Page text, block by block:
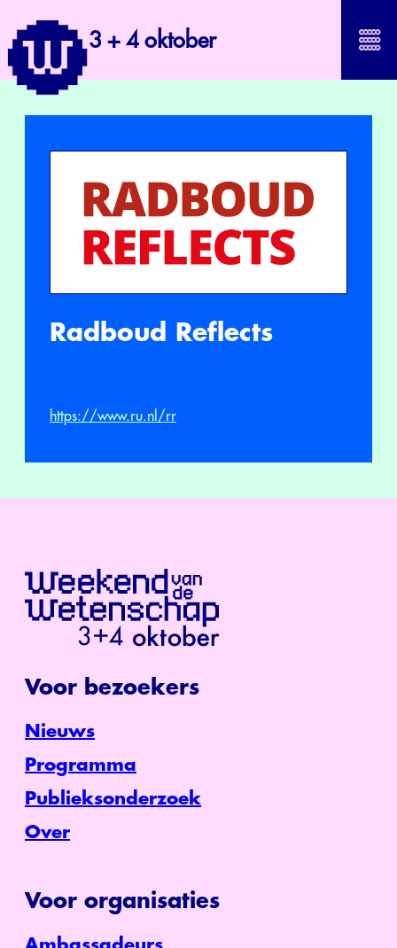
3 + 4 oktober
Radboud Reflects
https://www.ru.nl/rr
Voor bezoekers
Nieuws
Programma
Publieksonderzoek
Over
Voor organisaties